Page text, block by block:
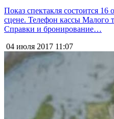
Показ спектакля состоится 16
сцене. Телефон кассы Малого
Справки и бронирование…
04 июля 2017 11:07